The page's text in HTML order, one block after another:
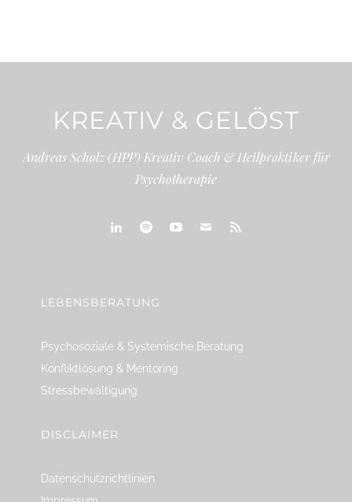
KREATIV & GELÖST
Andreas Scholz (HPP) Kreativ Coach & Heilpraktiker für
Psychotherapie
LEBENSBERATUNG
Psychosoziale & Systemische Beratung
Konfliktlösung & Mentoring
Stressbewältigung
DISCLAIMER
Datenschutzrichtlinien